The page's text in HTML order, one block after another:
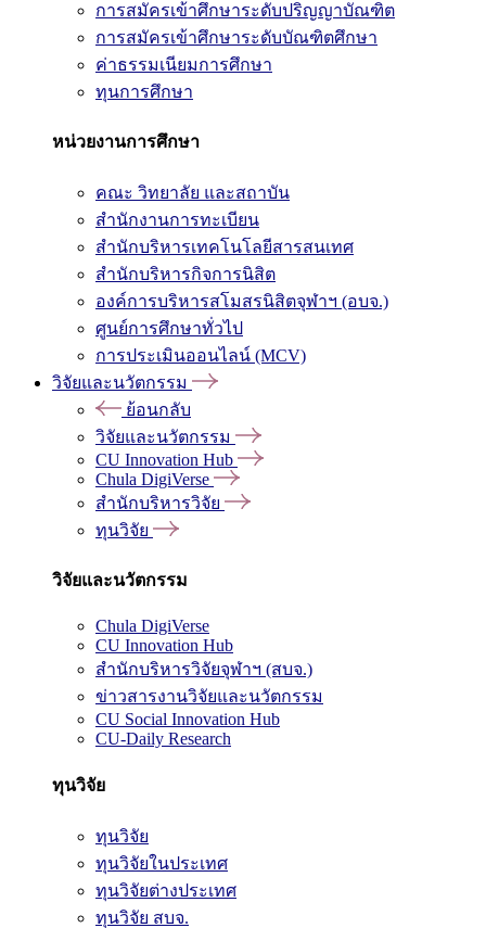
การสมัครเข้าศึกษาระดับปริญญาบัณฑิต
การสมัครเข้าศึกษาระดับบัณฑิตศึกษา
ค่าธรรมเนียมการศึกษา
ทุนการศึกษา
หน่วยงานการศึกษา
คณะ วิทยาลัย และสถาบัน
สำนักงานการทะเบียน
สำนักบริหารเทคโนโลยีสารสนเทศ
สำนักบริหารกิจการนิสิต
องค์การบริหารสโมสรนิสิตจุฬาฯ (อบจ.)
ศูนย์การศึกษาทั่วไป
การประเมินออนไลน์ (MCV)
วิจัยและนวัตกรรม
ย้อนกลับ
วิจัยและนวัตกรรม
CU Innovation Hub
Chula DigiVerse
สำนักบริหารวิจัย
ทุนวิจัย
วิจัยและนวัตกรรม
Chula DigiVerse
CU Innovation Hub
สำนักบริหารวิจัยจุฬาฯ (สบจ.)
ข่าวสารงานวิจัยและนวัตกรรม
CU Social Innovation Hub
CU-Daily Research
ทุนวิจัย
ทุนวิจัย
ทุนวิจัยในประเทศ
ทุนวิจัยต่างประเทศ
ทุนวิจัย สบจ.